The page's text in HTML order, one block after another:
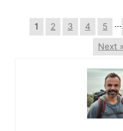
1 2 3 4 5 …
Next »